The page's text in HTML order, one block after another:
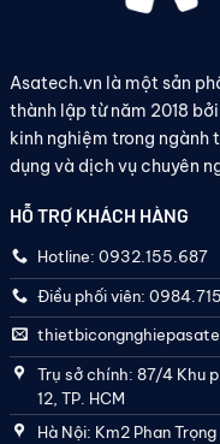
Asatech.vn là một sản
thành lập từ năm 2018
kinh nghiệm trong
dụng và dịch vụ chuyên
HỖ TRỢ KHÁCH HÀNG
Hotline: 0932.155.687
Điều phối viên:
Trụ sở chính: 87/4 Khu
12, TP. HCM
Hà Nội: Km2 Phan